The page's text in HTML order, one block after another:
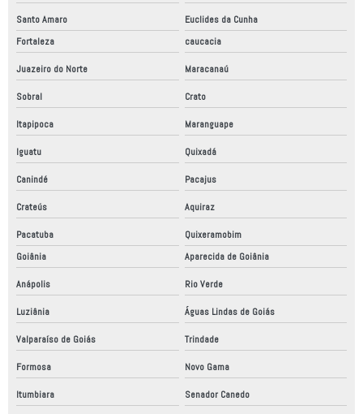
Santo Amaro
Euclides da Cunha
Fortaleza
caucacia
Juazeiro do Norte Maracanaú
Sobral Crato
Itapipoca Maranguape
Iguatu Quixadá
Canindé Pacajus
Crateús Aquiraz
Pacatuba
Quixeramobim
Goiânia
Aparecida de Goiânia
Anápolis Rio Verde
Luziânia Águas Lindas de Goiás
Valparaíso de Goiás Trindade
Formosa Novo Gama
Itumbiara Senador Canedo